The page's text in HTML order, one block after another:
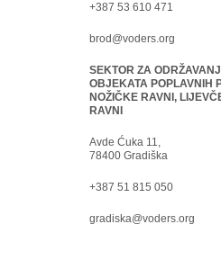
+387 53 610 471
brod@voders.org
SEKTOR ZA
OBJEKATA POPLAVNIH
NOŽIČKE RAVNI,
RAVNI
Avde Ćuka 11,
78400 Gradiška
+387 51 815 050
gradiska@voders.org